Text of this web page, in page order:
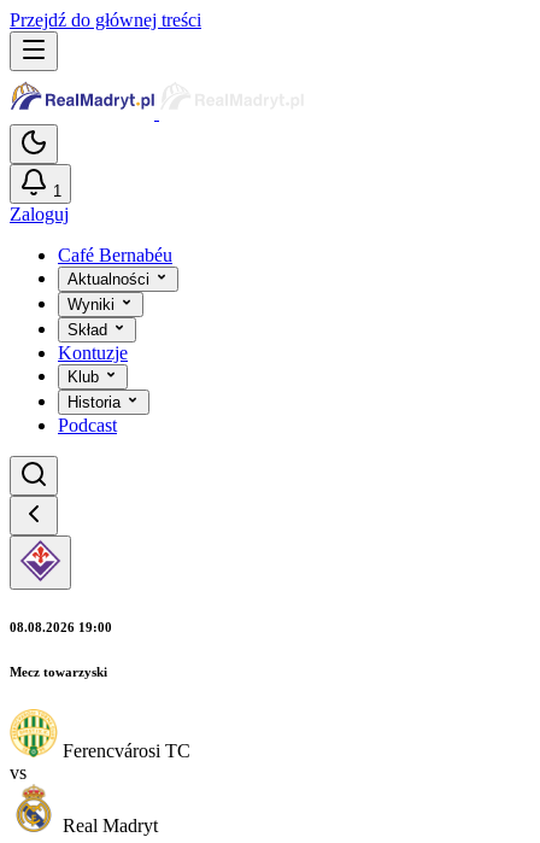
Przejdź do głównej treści
1
Zaloguj
Café Bernabéu
Aktualności
Wyniki
Skład
Kontuzje
Klub
Historia
Podcast
08.08.2026 19:00
Mecz towarzyski
Ferencvárosi TC
vs
Real Madryt